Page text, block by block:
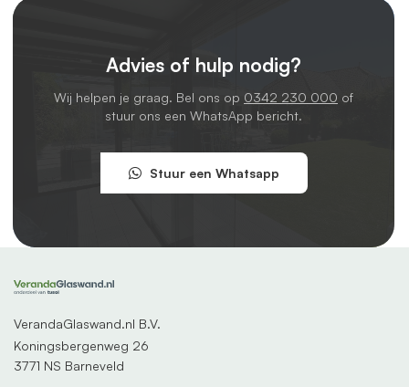
Advies of hulp nodig?
Wij helpen je graag. Bel ons op 0342 230 000 of
stuur ons een WhatsApp bericht.
Stuur een Whatsapp
VerandaGlaswand.nl B.V.
Koningsbergenweg 26
3771 NS Barneveld